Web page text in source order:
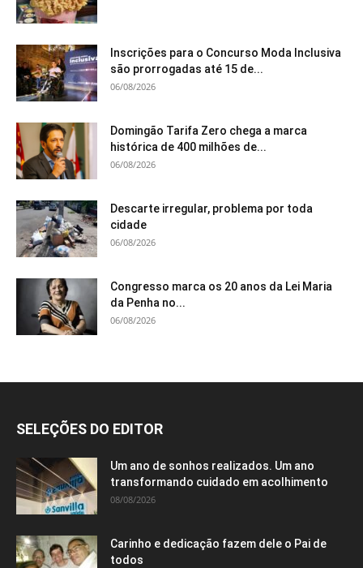
Inscrições para o Concurso Moda Inclusiva
são prorrogadas até 15 de...
06/08/2026
Domingão Tarifa Zero chega a marca
histórica de 400 milhões de...
06/08/2026
Descarte irregular, problema por toda
cidade
06/08/2026
Congresso marca os 20 anos da Lei Maria
da Penha no...
06/08/2026
SELEÇÕES DO EDITOR
Um ano de sonhos realizados. Um ano
transformando cuidado em acolhimento
08/08/2026
Carinho e dedicação fazem dele o Pai de
todos